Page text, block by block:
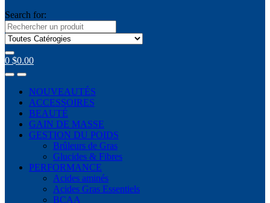
Search for:
0 $0.00
NOUVEAUTÉS
ACCESSOIRES
BEAUTÉ
GAIN DE MASSE
GESTION DU POIDS
Brûleurs de Gras
Glucides & Fibres
PERFORMANCE
Acides aminés
Acides Gras Essentiels
BCAA